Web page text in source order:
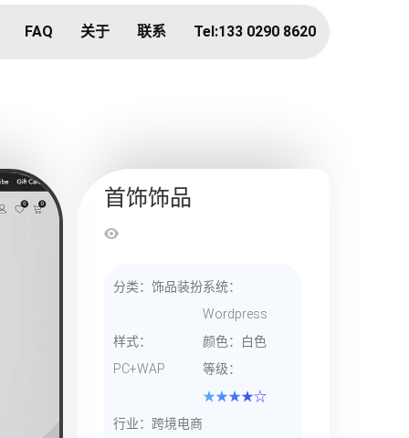
FAQ 关于 联系 Tel:133 0290 8620
首饰饰品
分类：饰品装扮系统：
Wordpress
样式：
PC+WAP
颜色：白色
等级：
★★★★☆
行业：跨境电商